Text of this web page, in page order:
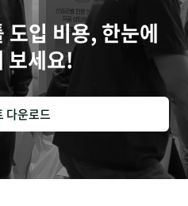
도입 비용, 한눈에
보세요!
다운로드